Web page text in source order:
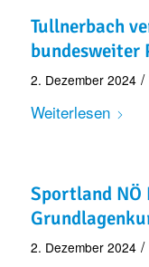
Tullnerbach
bundesweiter
2. Dezember 2024 /
Weiterlesen
Sportland NÖ
2. Dezember 2024 /